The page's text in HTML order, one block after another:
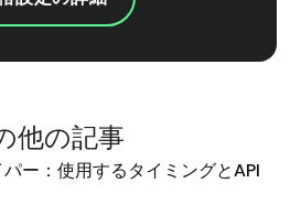
他の記事
ー：使用するタイミングとAPI